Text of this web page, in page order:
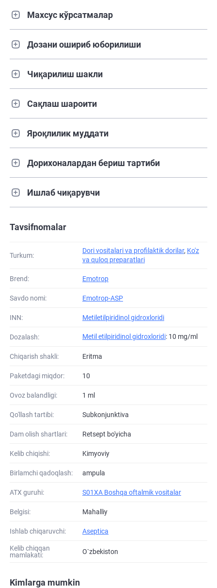
Махсус кўрсатмалар
Дозани ошириб юборилиши
Чиқарилиш шакли
Сақлаш шароити
Яроқлилик муддати
Дорихоналардан бериш тартиби
Ишлаб чиқарувчи
Tavsifnomalar
Turkum:
Dori vositalari va profilaktik dorilar, Ko'z
va quloq preparatlari
Brend: Emotrop
Savdo nomi: Emotrop-ASP
INN: Metiletilpiridinol gidroxloridi
Dozalash: Metil etilpiridinol gidroxloridi: 10 mg/ml
Chiqarish shakli: Eritma
Paketdagi miqdor: 10
Ovoz balandligi: 1 ml
Qo'llash tartibi: Subkonjunktiva
Dam olish shartlari: Retsept bo'yicha
Kelib chiqishi: Kimyoviy
Birlamchi qadoqlash: ampula
ATХ guruhi: S01XA Boshqa oftalmik vositalar
Belgisi: Mahalliy
Ishlab chiqaruvchi: Aseptica
Kelib chiqqan
mamlakati:
O`zbekiston
Kimlarga mumkin